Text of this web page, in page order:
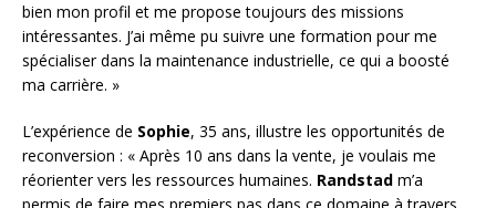
bien mon profil et me propose toujours des missions
intéressantes. J’ai même pu suivre une formation pour me
spécialiser dans la maintenance industrielle, ce qui a boosté
ma carrière. »
L’expérience de Sophie, 35 ans, illustre les opportunités de
reconversion : « Après 10 ans dans la vente, je voulais me
réorienter vers les ressources humaines. Randstad m’a